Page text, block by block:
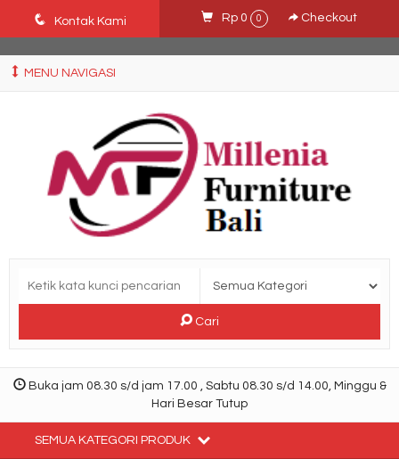
Ffn26mCseQzwzJTw3smpNE8Nti1cAw6hYZWaSDjvoqs
q Kontak Kami Rp 0 0 Checkout
MENU NAVIGASI
Cari
Buka jam 08.30 s/d jam 17.00 , Sabtu 08.30 s/d 14.00, Minggu &
Hari Besar Tutup
SEMUA KATEGORI PRODUK